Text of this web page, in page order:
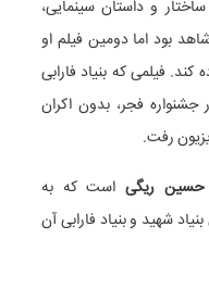
و داستان سینمایی،
بود اما دومین فیلم او
فیلمی که بنیاد فارابی
جشنواره فجر، بدون اکران
حسین ریگی است که به
شهید و بنیاد فارابی آن